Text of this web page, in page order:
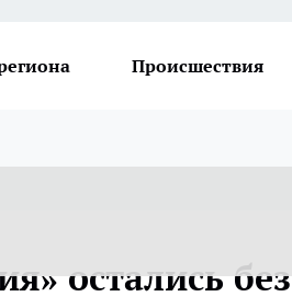
Происшествия
остались без